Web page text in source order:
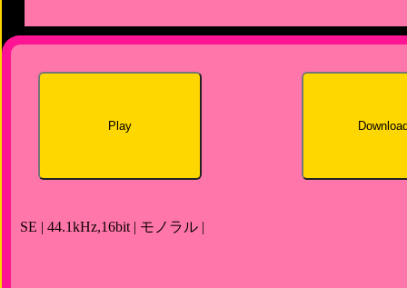
Play
SE | 44.1kHz,16bit | モノラル |